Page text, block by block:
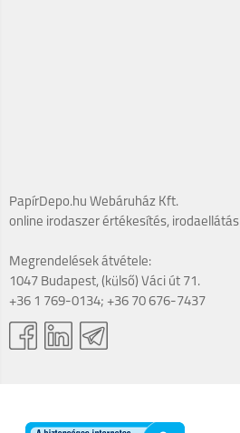
PapírDepo.hu Webáruház Kft.
online irodaszer értékesítés, irodaellátás
Megrendelések átvétele:
1047 Budapest, (külső) Váci út 71.
+36 1 769-0134; +36 70 676-7437